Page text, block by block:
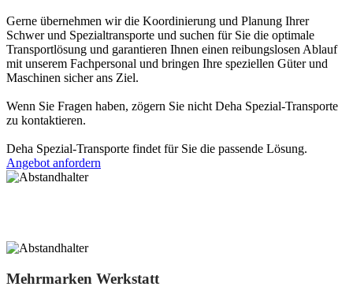
Gerne übernehmen wir die Koordinierung und Planung Ihrer
Schwer und Spezialtransporte und suchen für Sie die optimale
Transportlösung und garantieren Ihnen einen reibungslosen Ablauf
mit unserem Fachpersonal und bringen Ihre speziellen Güter und
Maschinen sicher ans Ziel.
Wenn Sie Fragen haben, zögern Sie nicht Deha Spezial-Transporte
zu kontaktieren.
Deha Spezial-Transporte findet für Sie die passende Lösung.
Angebot anfordern
Mehrmarken Werkstatt